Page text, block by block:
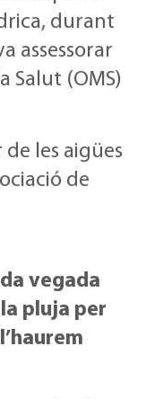
durant
assessorar
Salut (OMS)
les aigües
de
vegada
pluja per